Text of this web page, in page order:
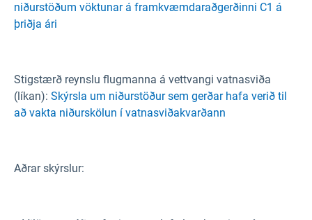
niðurstöðum vöktunar á framkvæmdaraðgerðinni C1 á
þriðja ári
Stigstærð reynslu flugmanna á vettvangi vatnasviða
(líkan): Skýrsla um niðurstöður sem gerðar hafa verið til
að vakta niðurskölun í vatnasviðakvarðann
Aðrar skýrslur: